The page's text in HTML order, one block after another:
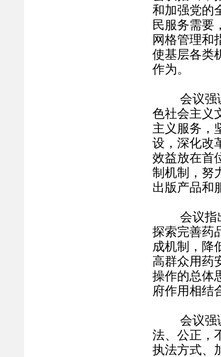
和加强党的
民服务需要
网格管理和
使基层各类
作为。
会议强调
色社会主义
主义服务，
设，深化改
效益放在首
制机制，努
出版产品和
会议指出
探索完善药
成机制，降
高群众用药
操作的总体
府作用相结
会议强调
法、公正，
执法方式、